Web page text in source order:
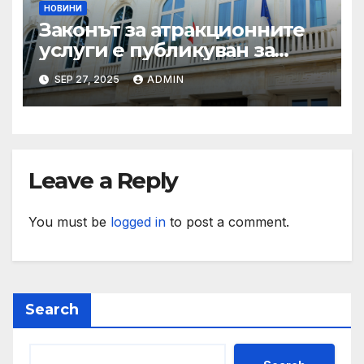
НОВИНИ
Законът за атракционните
услуги е публикуван за
обществено обсъждане
SEP 27, 2025 ADMIN
Leave a Reply
You must be logged in to post a comment.
Search